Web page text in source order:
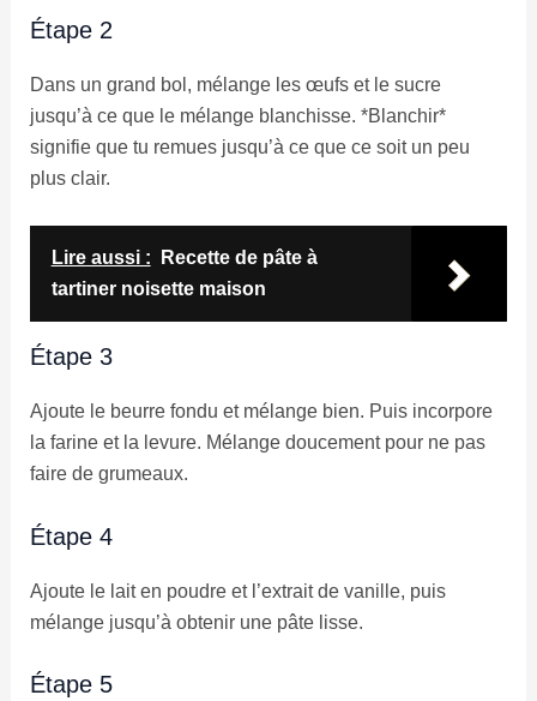
Étape 2
Dans un grand bol, mélange les œufs et le sucre
jusqu’à ce que le mélange blanchisse. *Blanchir*
signifie que tu remues jusqu’à ce que ce soit un peu
plus clair.
Lire aussi :
Recette de pâte à
tartiner noisette maison
Étape 3
Ajoute le beurre fondu et mélange bien. Puis incorpore
la farine et la levure. Mélange doucement pour ne pas
faire de grumeaux.
Étape 4
Ajoute le lait en poudre et l’extrait de vanille, puis
mélange jusqu’à obtenir une pâte lisse.
Étape 5